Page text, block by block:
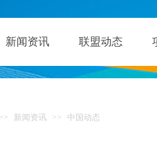
新闻资讯 联盟动态
>> 新闻资讯 >> 中国动态